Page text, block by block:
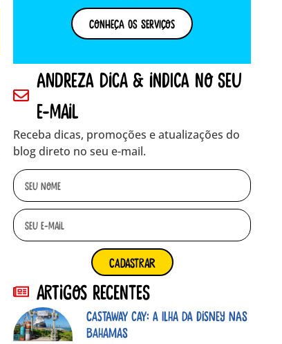
Conheça os Serviços
andreza dica & indica no seu
e-mail
Receba dicas, promoções e atualizações do
blog direto no seu e-mail.
cadastrar
Artigos Recentes
Castaway Cay: A ilha da Disney nas
Bahamas